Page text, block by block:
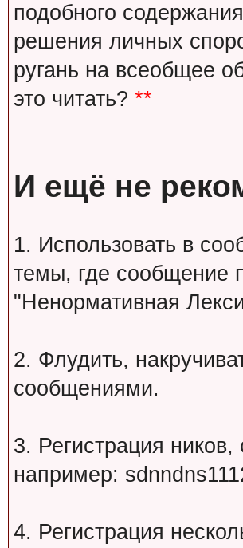
подобного
решения личных
ругань на всеобщее
это читать? **
И ещё не
1. Использовать в
темы, где сообщение
"Ненормативная
2. Флудить,
сообщениями.
3. Регистрация
например:
4. Регистрация